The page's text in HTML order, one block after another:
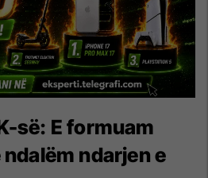
së: E formuam
ndarjen e